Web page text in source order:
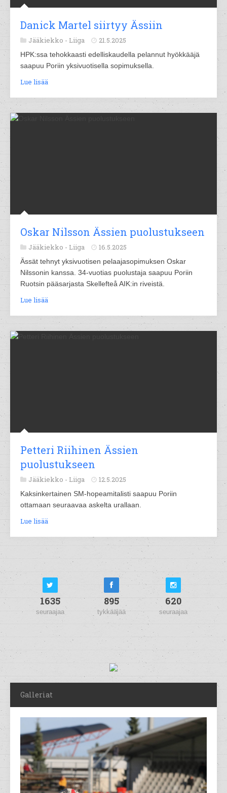
Danick Martel siirtyy Ässiin
Jääkiekko - Liiga 21.5.2025
HPK:ssa tehokkaasti edelliskaudella pelannut hyökkääjä
saapuu Poriin yksivuotisella sopimuksella.
Lue lisää
Oskar Nilsson Ässien puolustukseen
Jääkiekko - Liiga 16.5.2025
Ässät tehnyt yksivuotisen pelaajasopimuksen Oskar
Nilssonin kanssa. 34-vuotias puolustaja saapuu Poriin
Ruotsin pääsarjasta Skellefteå AIK:in riveistä.
Lue lisää
Petteri Riihinen Ässien
puolustukseen
Jääkiekko - Liiga 12.5.2025
Kaksinkertainen SM-hopeamitalisti saapuu Poriin
ottamaan seuraavaa askelta urallaan.
Lue lisää
1635
seuraajaa
895
tykkääjää
620
seuraajaa
Galleriat